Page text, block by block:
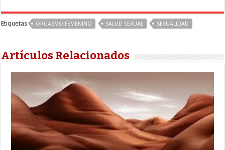
Etiquetas ORGASMO FEMENINO SALUD SEXUAL SEXUALIDAD
Artículos Relacionados